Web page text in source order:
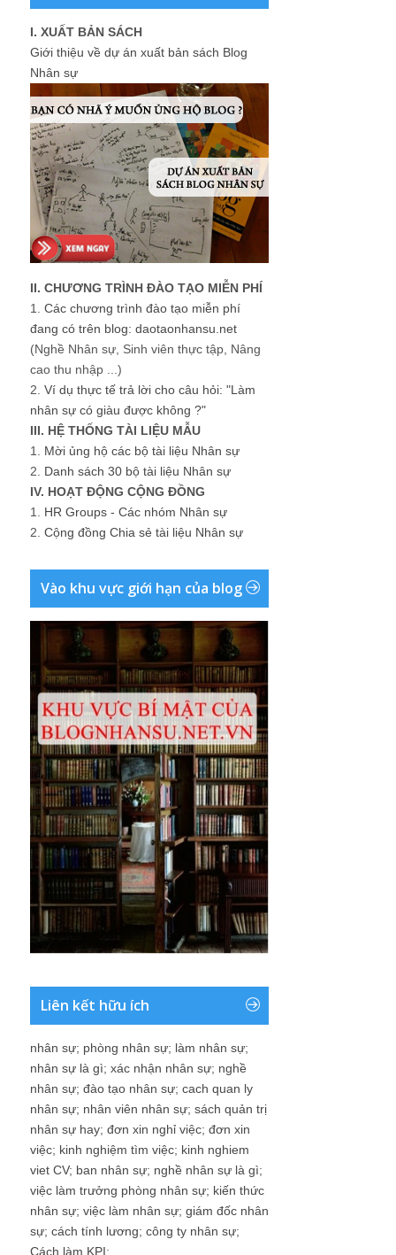
I. XUẤT BẢN SÁCH
Giới thiệu về dự án xuất bản sách Blog
Nhân sự
II. CHƯƠNG TRÌNH ĐÀO TẠO MIỄN PHÍ
1. Các chương trình đào tạo miễn phí
đang có trên blog: daotaonhansu.net
(Nghề Nhân sự, Sinh viên thực tập, Nâng
cao thu nhập ...)
2. Ví dụ thực tế trả lời cho câu hỏi: "Làm
nhân sự có giàu được không ?"
III. HỆ THỐNG TÀI LIỆU MẪU
1. Mời ủng hộ các bộ tài liệu Nhân sự
2. Danh sách 30 bộ tài liệu Nhân sự
IV. HOẠT ĐỘNG CỘNG ĐỒNG
1. HR Groups - Các nhóm Nhân sự
2. Cộng đồng Chia sẻ tài liệu Nhân sự
Vào khu vực giới hạn của blog
Liên kết hữu ích
nhân sự; phòng nhân sự; làm nhân sự;
nhân sự là gì; xác nhận nhân sự; nghề
nhân sự; đào tạo nhân sự; cach quan ly
nhân sự; nhân viên nhân sự; sách quản trị
nhân sự hay; đơn xin nghỉ việc; đơn xin
việc; kinh nghiệm tìm việc; kinh nghiem
viet CV; ban nhân sự; nghề nhân sự là gì;
việc làm trưởng phòng nhân sự; kiến thức
nhân sự; việc làm nhân sự; giám đốc nhân
sự; cách tính lương; công ty nhân sự;
Cách làm KPI;